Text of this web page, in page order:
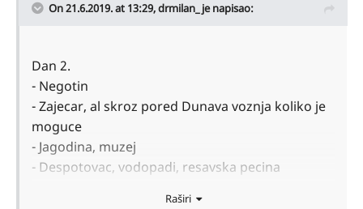
On 21.6.2019. at 13:29,drmilan_ je napisao:
Dan 2.
- Negotin
- Zajecar, al skroz pored Dunava voznja koliko je
moguce
- Jagodina, muzej
- Despotovac, vodopadi, resavska pecina
Raširi